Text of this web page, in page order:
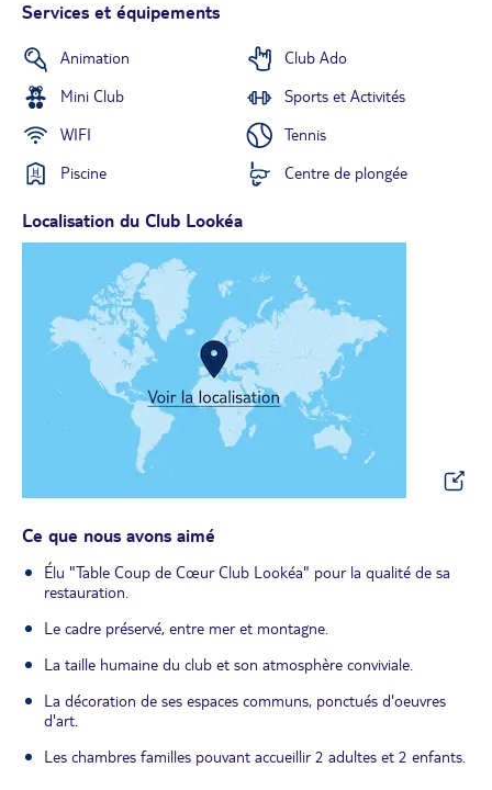
Services et équipements
Animation
Club Ado
Mini Club
Sports et Activités
WIFI
Tennis
Piscine
Centre de plongée
Localisation du Club Lookéa
Ce que nous avons aimé
Élu "Table Coup de Cœur Club Lookéa" pour la qualité de sa
restauration.
Le cadre préservé, entre mer et montagne.
La taille humaine du club et son atmosphère conviviale.
La décoration de ses espaces communs, ponctués d'oeuvres
d'art.
Les chambres familles pouvant accueillir 2 adultes et 2 enfants.